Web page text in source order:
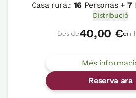
Casa rural: 16 Personas +7
Distribució
Des de40,00 €en
Més
Reserva ara